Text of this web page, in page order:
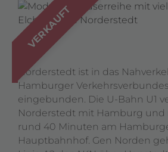
VERKAUFT
Norderstedt ist in das
Hamburger Verkehrsverbundes
eingebunden. Die U-Bahn U1
Norderstedt mit Hamburg und
rund 40 Minuten am
Hauptbahnhof. Gen Norden